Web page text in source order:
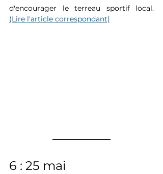
(Lire l'article correspondant)
6 : 25 mai